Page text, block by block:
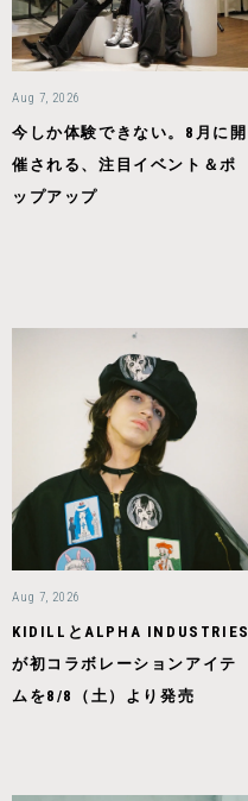
Aug 7, 2026
今しか体験できない。8月に開
催される、注目イベント＆ポ
ップアップ
Aug 7, 2026
KIDILLとALPHA INDUSTRIES
が初コラボレーションアイテ
ムを8/8（土）より発売